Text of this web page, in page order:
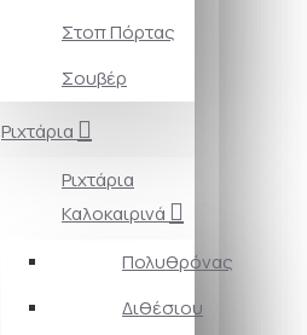
Στοπ Πόρτας
Σουβέρ
Ριχτάρια
Ριχτάρια
Καλοκαιρινά
Πολυθρόνας
Διθέσιου